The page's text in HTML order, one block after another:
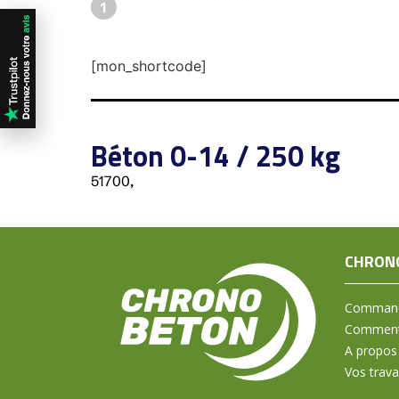
1
[mon_shortcode]
Béton 0-14 / 250 kg
51700,
A propos
Vos